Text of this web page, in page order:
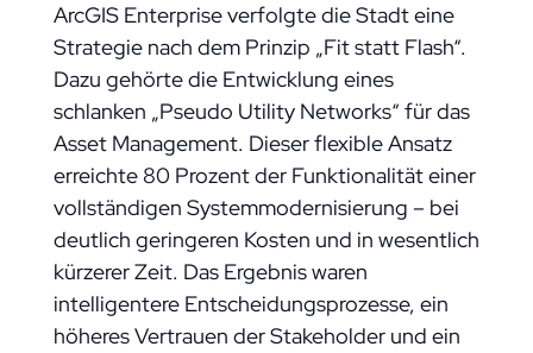
ArcGIS Enterprise verfolgte die Stadt eine
Strategie nach dem Prinzip „Fit statt Flash“.
Dazu gehörte die Entwicklung eines
schlanken „Pseudo Utility Networks“ für das
Asset Management. Dieser flexible Ansatz
erreichte 80 Prozent der Funktionalität einer
vollständigen Systemmodernisierung – bei
deutlich geringeren Kosten und in wesentlich
kürzerer Zeit. Das Ergebnis waren
intelligentere Entscheidungsprozesse, ein
höheres Vertrauen der Stakeholder und ein